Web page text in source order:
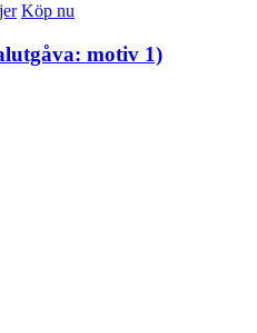
Köp nu
motiv 1)